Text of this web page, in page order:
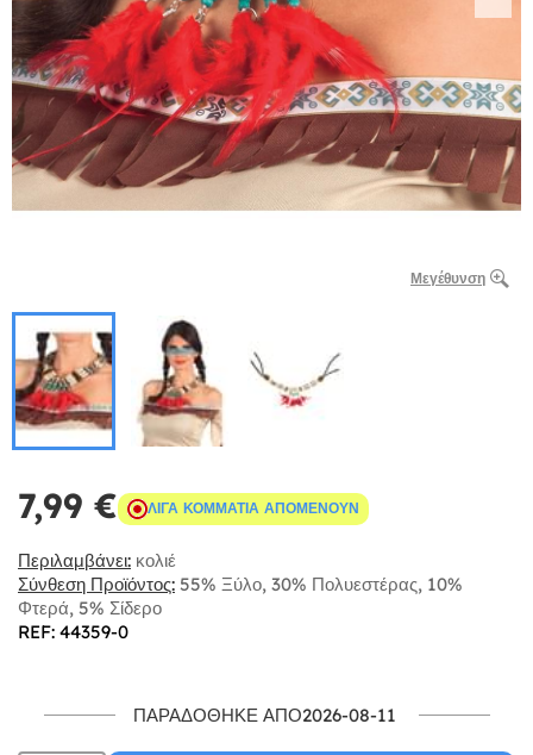
Μεγέθυνση
7,99 € ΛΊΓΑ ΚΟΜΜΆΤΙΑ ΑΠΟΜΈΝΟΥΝ
Περιλαμβάνει: κολιέ
Σύνθεση Προϊόντος: 55% Ξύλο, 30% Πολυεστέρας, 10%
Φτερά, 5% Σίδερο
REF: 44359-0
ΠΑΡΑΔΌΘΗΚΕ ΑΠΌ2026-08-11